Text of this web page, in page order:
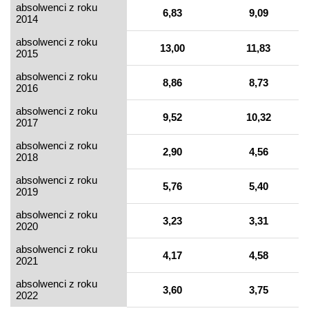
absolwenci z roku
2014
6,83 9,09
absolwenci z roku
2015
13,00 11,83
absolwenci z roku
2016
8,86 8,73
absolwenci z roku
2017
9,52 10,32
absolwenci z roku
2018
2,90 4,56
absolwenci z roku
2019
5,76 5,40
absolwenci z roku
2020
3,23 3,31
absolwenci z roku
2021
4,17 4,58
absolwenci z roku
2022
3,60 3,75